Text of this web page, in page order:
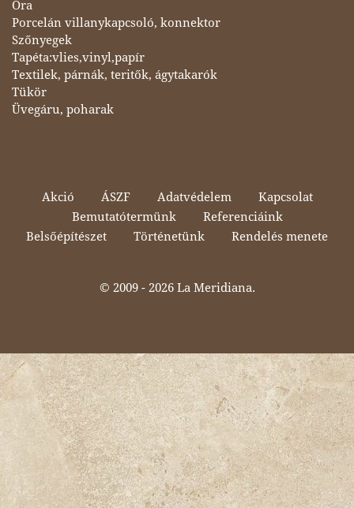
Óra
Porcelán villanykapcsoló, konnektor
Szőnyegek
Tapéta:vlies,vinyl,papír
Textilek, párnák, teritők, ágytakarók
Tükör
Üvegáru, poharak
Akció ÁSZF Adatvédelem
Kapcsolat
Bemutatótermünk
Referenciáink
Belsőépítészet
Történetünk Rendelés menete
© 2009 - 2026 La Meridiana.